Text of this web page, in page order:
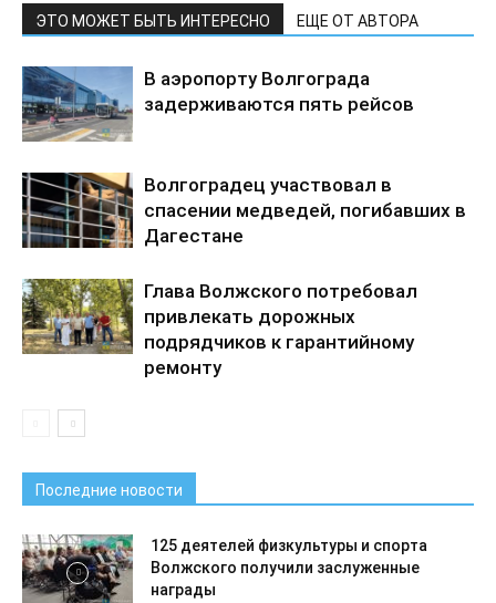
ЭТО МОЖЕТ БЫТЬ ИНТЕРЕСНО ЕЩЕ ОТ АВТОРА
В аэропорту Волгограда
задерживаются пять рейсов
Волгоградец участвовал в
спасении медведей, погибавших в
Дагестане
Глава Волжского потребовал
привлекать дорожных
подрядчиков к гарантийному
ремонту
Последние новости
125 деятелей физкультуры и спорта
Волжского получили заслуженные
награды